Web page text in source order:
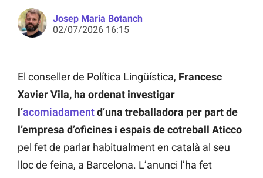
Josep Maria Botanch
02/07/2026 16:15
El conseller de Política Lingüística, Francesc
Xavier Vila, ha ordenat investigar
l’acomiadamentd’una treballadora per part de
l’empresa d’oficines i espais de cotreball Aticco
pel fet de parlar habitualment en català al seu
lloc de feina, a Barcelona. L’anunci l’ha fet